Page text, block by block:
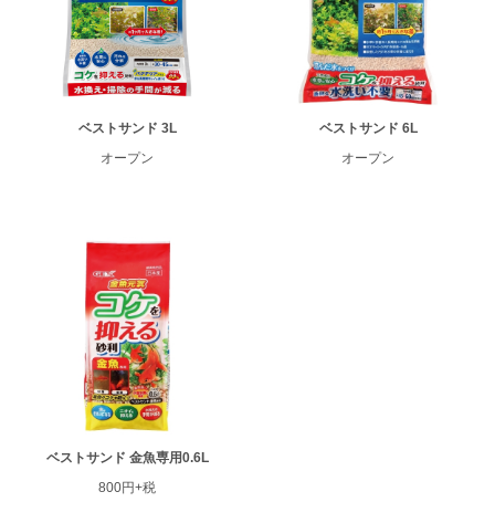
ベストサンド 3L
オープン
ベストサンド 6L
オープン
ベストサンド 金魚専用0.6L
800円+税